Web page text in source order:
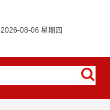
2026-08-06 星期四